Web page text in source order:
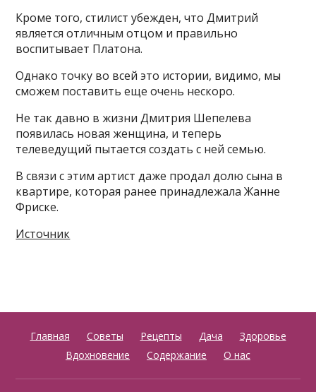
Кроме того, стилист убежден, что Дмитрий
является отличным отцом и правильно
воспитывает Платона.
Однако точку во всей это истории, видимо, мы
сможем поставить еще очень нескоро.
Не так давно в жизни Дмитрия Шепелева
появилась новая женщина, и теперь
телеведущий пытается создать с ней семью.
В связи с этим артист даже продал долю сына в
квартире, которая ранее принадлежала Жанне
Фриске.
Источник
Главная Советы Рецепты Дача
Здоровье
Вдохновение
Содержание О нас